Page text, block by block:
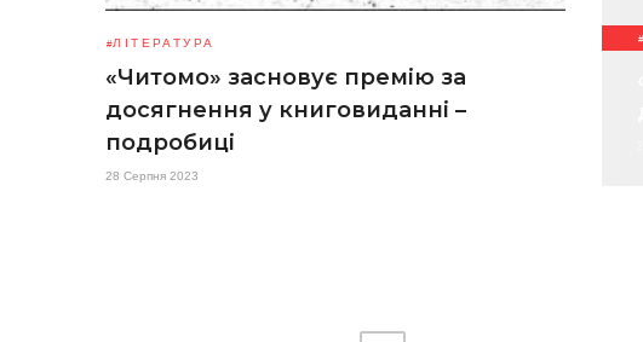
ЛІТЕРАТУРА
«Читомо» засновує премію за
досягнення у книговиданні –
подробиці
28 Серпня 2023